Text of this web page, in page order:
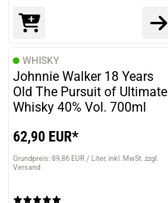
WHISKY
Johnnie Walker 18 Years
Old The Pursuit of Ultimate
Whisky 40% Vol. 700ml
62,90 EUR*
Grundpreis: 89,86 EUR / Liter inkl. MwSt. zzgl.
Versand